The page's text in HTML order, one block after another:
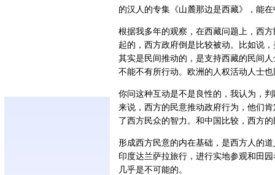
的汉人的专集《山麓那边是西藏》，能
根据我多年的观察，在西藏问题上，西
起的，西方政府倒是比较被动。比如说
其实是民间推动的，是支持西藏的民间
不能不有所行动。欧洲的人权活动人士
你问这种互动是不是良性的，我认为，
来说，西方的民意推动政府行为，他们
了西方民众的智力。和中国比较，西方
形成西方民意的内在基础，是西方人的
印度达兰萨拉旅行，进行实地参观和田
几乎是不可能的。